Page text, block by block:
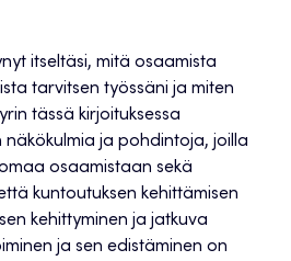
itseltäsi, mitä osaamista
tarvitsen työssäni ja miten
tässä kirjoituksessa
näkökulmia ja pohdintoja, joilla
osaamistaan sekä
kuntoutuksen kehittämisen
kehittyminen ja jatkuva
ja sen edistäminen on